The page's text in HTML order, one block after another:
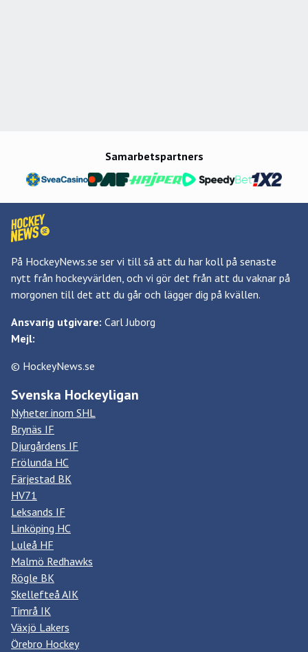
Samarbetspartners
På HockeyNews.se ser vi till så att du har koll på senaste
nytt från hockeyvärlden, och vi gör det från att du vaknar på
morgonen till det att du går och lägger dig på kvällen.
Ansvarig utgivare: Carl Juborg
Mejl:
© HockeyNews.se
Svenska Hockeyligan
Nyheter inom SHL
Brynäs IF
Djurgårdens IF
Frölunda HC
Färjestad BK
HV71
Leksands IF
Linköping HC
Luleå HF
Malmö Redhawks
Rögle BK
Skellefteå AIK
Timrå IK
Växjö Lakers
Örebro Hockey